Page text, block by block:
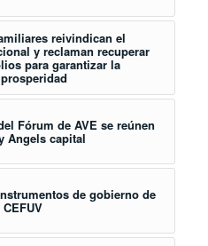
reivindican el
y reclaman recuperar
para garantizar la
Fórum de AVE se reúnen
Angels capital
de gobierno de